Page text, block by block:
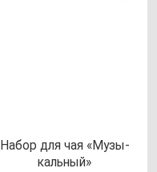
Набор для чая «Музы­
каль­ный»